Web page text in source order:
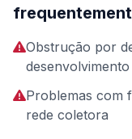
Obstrução por
desenvolvimento
Problemas com
rede coletora